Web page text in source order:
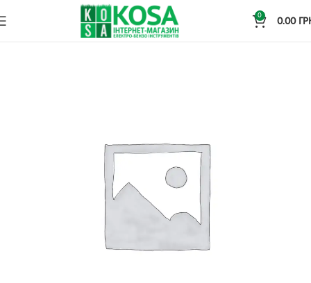
0
0.00